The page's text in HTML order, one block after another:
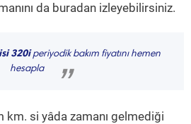
da buradan izleyebilirsiniz.
320iperiyodik bakım fiyatını hemen
hesapla
”
km. si yâda zamanı gelmediği